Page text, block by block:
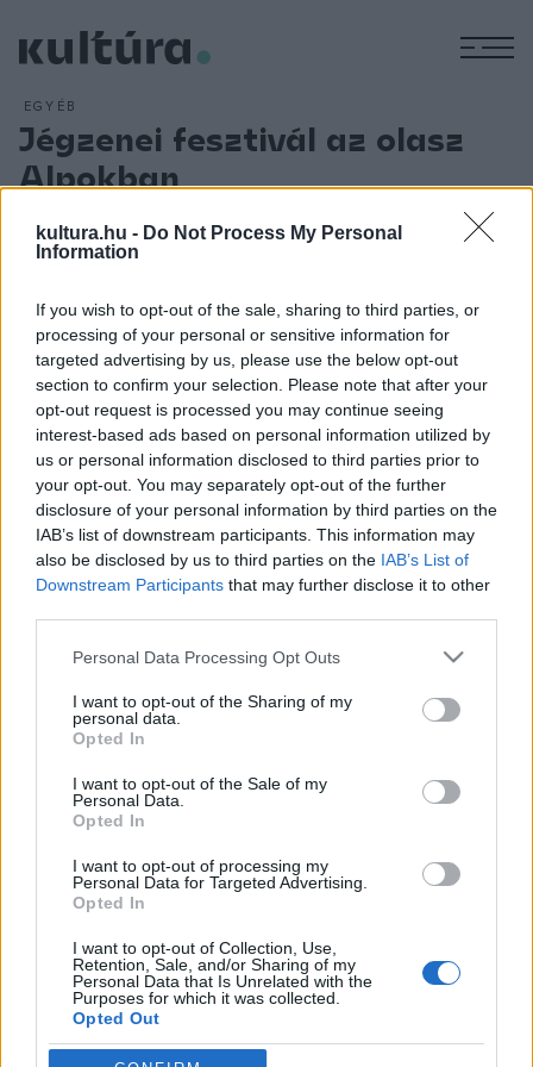
kultura.hu - Do Not Process My Personal
Information
If you wish to opt-out of the sale, sharing to third parties, or
processing of your personal or sensitive information for
targeted advertising by us, please use the below opt-out
section to confirm your selection. Please note that after your
opt-out request is processed you may continue seeing
interest-based ads based on personal information utilized by
us or personal information disclosed to third parties prior to
your opt-out. You may separately opt-out of the further
disclosure of your personal information by third parties on the
IAB’s list of downstream participants. This information may
also be disclosed by us to third parties on the IAB’s List of
Downstream Participants that may further disclose it to other
Please note that this website/app uses one or more Google
not limited to your visit or usage behaviour. You may click to
grant or deny consent to Google and its third-party tags to
use your data for below specified purposes in below Google
consent section.
Personal Data Processing Opt Outs
I want to opt-out of the Sharing of my
personal data.
Opted In
I want to opt-out of the Sale of my
Personal Data.
Opted In
I want to opt-out of processing my
Personal Data for Targeted Advertising.
Opted In
I want to opt-out of Collection, Use,
Retention, Sale, and/or Sharing of my
Personal Data that Is Unrelated with the
Purposes for which it was collected.
Opted Out
EGYÉB
Jégzenei fesztivál az olasz
Alpokban
Színházzá alakítottak ki egy 2600 méter magasan fekvő
iglut az olasz Alpokban, a Vermiglióban lévő létesítményben
programban három hónapon át. A heti négy koncerten a
zenészek jégből készült hangszereken játszanak, ezért
kesztyűben kénytelenek megszólaltatni az
ütőhangszereket és leheletük gyakran ráfagy a hegedűkre,
csellókra, gitárokra. A fesztivál alapítója Tom Linhart amerikai
művész, aki már tíz éve készít hangszereket jégből.
MEGOSZTÁS
NÉPI